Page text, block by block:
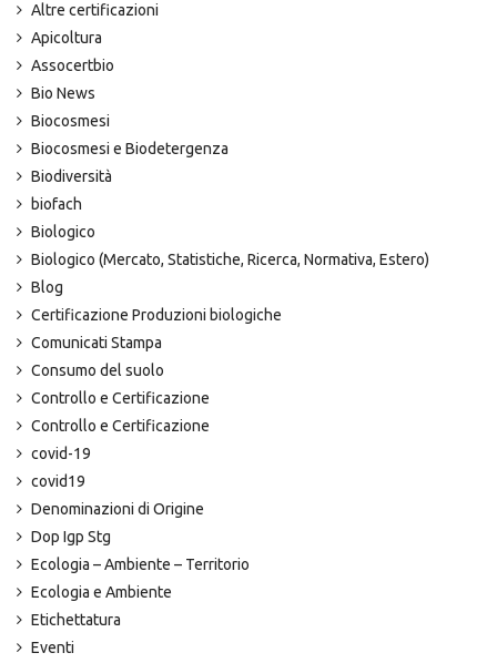
Altre certificazioni
Apicoltura
Assocertbio
Bio News
Biocosmesi
Biocosmesi e Biodetergenza
Biodiversità
biofach
Biologico
Biologico (Mercato, Statistiche, Ricerca, Normativa, Estero)
Blog
Certificazione Produzioni biologiche
Comunicati Stampa
Consumo del suolo
Controllo e Certificazione
Controllo e Certificazione
covid-19
covid19
Denominazioni di Origine
Dop Igp Stg
Ecologia – Ambiente – Territorio
Ecologia e Ambiente
Etichettatura
Eventi